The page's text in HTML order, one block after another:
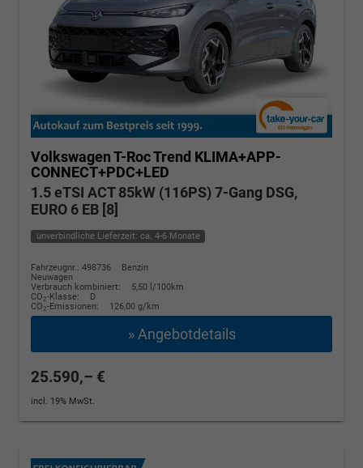
Volkswagen T-RocTrend KLIMA+APP-
CONNECT+PDC+LED
1.5 eTSI ACT 85kW (116PS) 7-Gang DSG,
EURO 6 EB [8]
unverbindliche Lieferzeit: ca. 4-6 Monate
Fahrzeugnr.: 498736
Benzin
Neuwagen
Verbrauch kombiniert:
5,50 l/100km
CO2-Klasse:
D
CO2-Emissionen: 126,00 g/km
» Angebotdetails
25.590,– €
incl. 19% MwSt.